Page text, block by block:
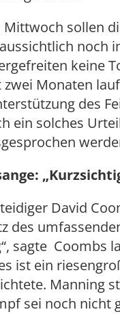
Mittwoch sollen
noch
keine
zwei Monaten
des
ein solches
David
des
sagte Coombs
ist ein
Manning
sei noch nicht